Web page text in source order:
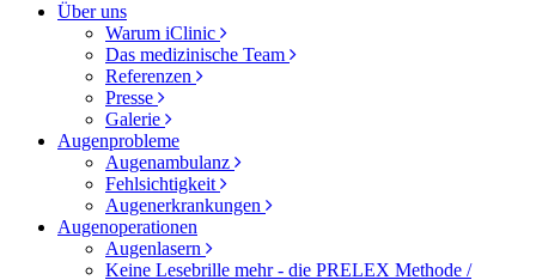
Über uns
Warum iClinic
Das medizinische Team
Referenzen
Presse
Galerie
Augenprobleme
Augenambulanz
Fehlsichtigkeit
Augenerkrankungen
Augenoperationen
Augenlasern
Keine Lesebrille mehr - die PRELEX Methode /